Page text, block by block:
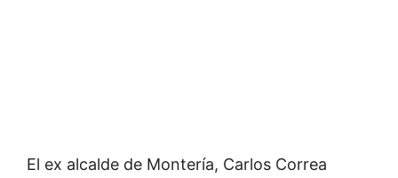
El ex alcalde de Montería, Carlos Correa